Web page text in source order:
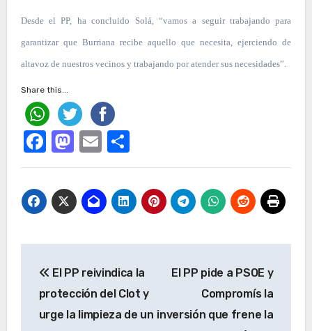
Desde el PP, ha concluido Solá, “vamos a seguir trabajando para
garantizar que Burriana recibe aquello que necesita, ejerciendo de
altavoz de nuestros vecinos y trabajando por atender sus necesidades”.
Share this...
Facebook
Mastodon
EmailCompartir
de
entradas
El PP reivindica la
protección del Clot y
urge la limpieza de un
El PP pide a PSOE y
Compromís la
inversión que frene la